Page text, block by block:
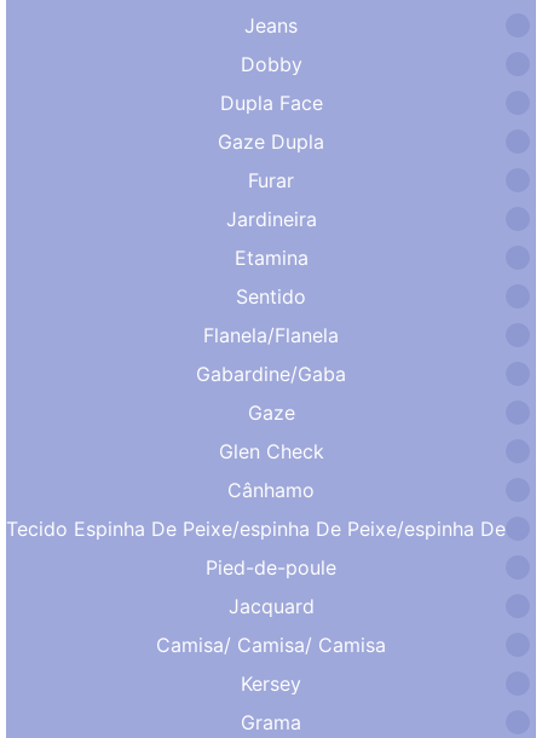
Jeans
Dobby
Dupla Face
Gaze Dupla
Furar
Jardineira
Etamina
Sentido
Flanela/Flanela
Gabardine/Gaba
Gaze
Glen Check
Cânhamo
Pied-de-poule
Jacquard
Camisa/ Camisa/ Camisa
Kersey
Grama